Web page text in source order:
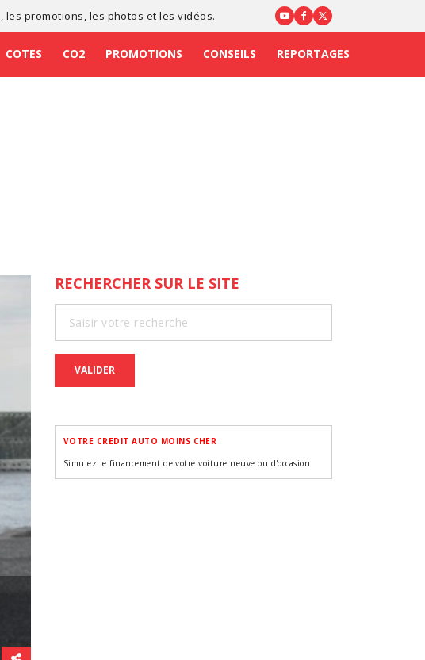
, les promotions , les photos et les vidéos.
COTES CO2 PROMOTIONS CONSEILS REPORTAGES
RECHERCHER SUR LE SITE
VALIDER
VOTRE CREDIT AUTO MOINS CHER
Simulez le financement de votre voiture neuve ou d'occasion